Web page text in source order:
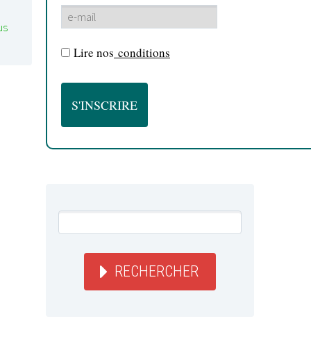
Lire nos conditions
RECHERCHER